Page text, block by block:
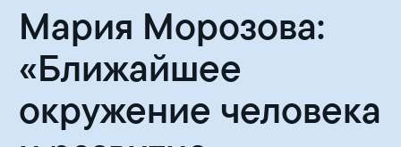
Мария Морозова:
«Ближайшее
окружение человека